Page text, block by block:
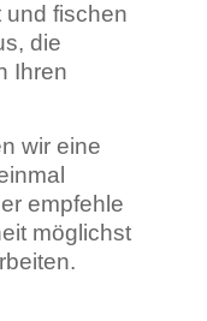
und fischen
die
Ihren
wir eine
empfehle
möglichst